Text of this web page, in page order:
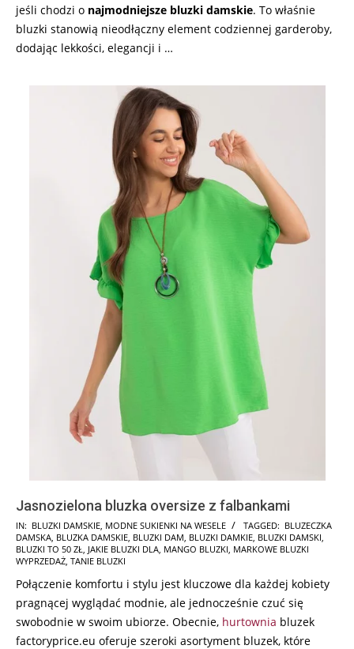
jeśli chodzi o najmodniejsze bluzki damskie. To właśnie
bluzki stanowią nieodłączny element codziennej garderoby,
dodając lekkości, elegancji i …
Jasnozielona bluzka oversize z falbankami
2024-
07-
16
IN: BLUZKI DAMSKIE MODNE SUKIENKI NA WESELE TAGGED: BLUZECZKA
DAMSKA BLUZKA DAMSKIE BLUZKI DAM BLUZKI DAMKIE BLUZKI DAMSKI
BLUZKI TO 50 ZŁ JAKIE BLUZKI DLA MANGO BLUZKI MARKOWE BLUZKI
WYPRZEDAŻ TANIE BLUZKI
Połączenie komfortu i stylu jest kluczowe dla każdej kobiety
pragnącej wyglądać modnie, ale jednocześnie czuć się
swobodnie w swoim ubiorze. Obecnie, hurtownia bluzek
factoryprice.eu oferuje szeroki asortyment bluzek, które